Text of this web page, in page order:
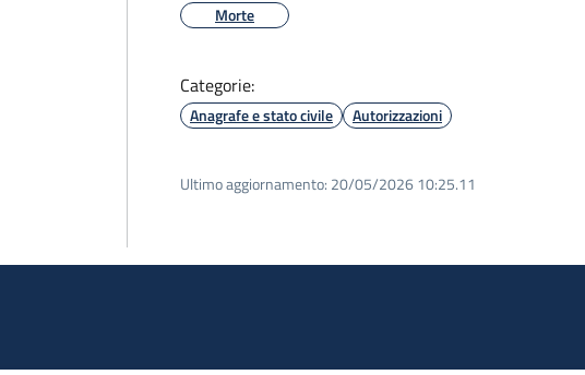
Morte
Categorie:
Anagrafe e stato civile Autorizzazioni
Ultimo aggiornamento: 20/05/2026 10:25.11